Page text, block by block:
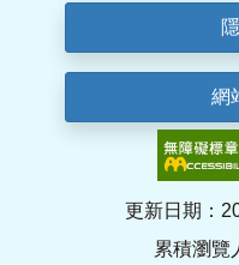
網
更新日期：
累積瀏覽